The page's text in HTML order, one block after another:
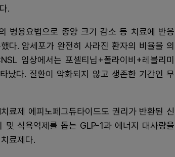
.
병용요법으로 종양 크기 감소 등 치료에 반응
다. 암세포가 완전히 사라진 환자의 비율을 의
임상에서는 포셀티닙+폴라이비+레블리미
다. 질환이 악화되지 않고 생존한 기간인 무
제 에피노페그듀타이드도 권리가 반환된 신
및 식욕억제를 돕는 GLP-1과 에너지 대사량을
료제다.